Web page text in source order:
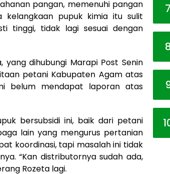
pangan, memenuhi pangan
kelangkaan pupuk kimia itu sulit
tinggi, tidak lagi sesuai dengan
yang dihubungi Marapi Post Senin
petani Kabupaten Agam atas
belum mendapat laporan atas
bersubsidi ini, baik dari petani
lain yang mengurus pertanian
koordinasi, tapi masalah ini tidak
“Kan distributornya sudah ada,
Rozeta lagi.
7